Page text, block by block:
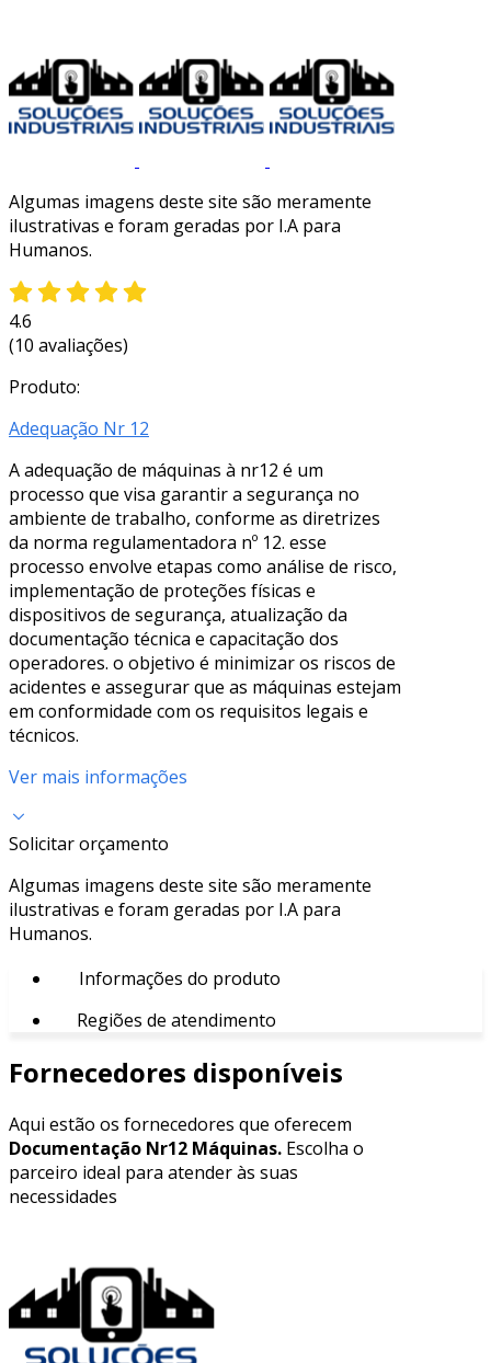
Algumas imagens deste site são meramente
ilustrativas e foram geradas por I.A para
Humanos.
4.6
(10 avaliações)
Produto:
Adequação Nr 12
A adequação de máquinas à nr12 é um
processo que visa garantir a segurança no
ambiente de trabalho, conforme as diretrizes
da norma regulamentadora nº 12. esse
processo envolve etapas como análise de risco,
implementação de proteções físicas e
dispositivos de segurança, atualização da
documentação técnica e capacitação dos
operadores. o objetivo é minimizar os riscos de
acidentes e assegurar que as máquinas estejam
em conformidade com os requisitos legais e
técnicos.
Ver mais informações
Solicitar orçamento
Algumas imagens deste site são meramente
ilustrativas e foram geradas por I.A para
Humanos.
Informações do produto
Regiões de atendimento
Fornecedores disponíveis
Aqui estão os fornecedores que oferecem
Documentação Nr12 Máquinas. Escolha o
parceiro ideal para atender às suas
necessidades